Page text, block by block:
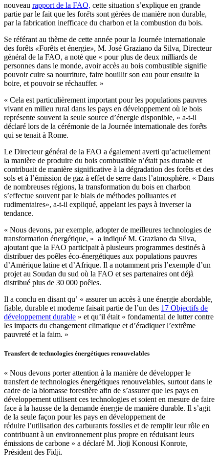
nouveau rapport de la FAO, cette situation s’explique en grande
partie par le fait que les forêts sont gérées de manière non durable,
par la fabrication inefficace du charbon et la combustion du bois.
Se référant au thème de cette année pour la Journée internationale
des forêts «Forêts et énergie», M. José Graziano da Silva, Directeur
général de la FAO, a noté que « pour plus de deux milliards de
personnes dans le monde, avoir accès au bois combustible signifie
pouvoir cuire sa nourriture, faire bouillir son eau pour ensuite la
boire, et pouvoir se réchauffer. »
« Cela est particulièrement important pour les populations pauvres
vivant en milieu rural dans les pays en développement où le bois
représente souvent la seule source d’énergie disponible, » a-t-il
déclaré lors de la cérémonie de la Journée internationale des forêts
qui se tenait à Rome.
Le Directeur général de la FAO a également averti qu’actuellement
la manière de produire du bois combustible n’était pas durable et
contribuait de manière significative à la dégradation des forêts et des
sols et à l’émission de gaz à effet de serre dans l’atmosphère. « Dans
de nombreuses régions, la transformation du bois en charbon
s’effectue souvent par le biais de méthodes polluantes et
rudimentaires», a-t-il expliqué, appelant les pays à inverser la
tendance.
« Nous devons, par exemple, adopter de meilleures technologies de
transformation énergétique, » a indiqué M. Graziano da Silva,
ajoutant que la FAO participait à plusieurs programmes destinés à
distribuer des poêles éco-énergétiques aux populations pauvres
d’Amérique latine et d’Afrique. Il a notamment pris l’exemple d’un
projet au Soudan du sud où la FAO et ses partenaires ont déjà
distribué plus de 30 000 poêles.
Il a conclu en disant qu’ « assurer un accès à une énergie abordable,
fiable, durable et moderne faisait partie de l’un des 17 Objectifs de
développement durable » et qu’il était « fondamental de lutter contre
les impacts du changement climatique et d’éradiquer l’extrême
pauvreté et la faim. »
Transfert de technologies énergétiques renouvelables
« Nous devons porter attention à la manière de développer le
transfert de technologies énergétiques renouvelables, surtout dans le
cadre de la biomasse forestière afin de s’assurer que les pays en
développement utilisent ces technologies et soient en mesure de faire
face à la hausse de la demande énergie de manière durable. Il s’agit
de la seule façon pour les pays en développement de
réduire l’utilisation des carburants fossiles et de remplir leur rôle en
contribuant à un environnement plus propre en réduisant leurs
émissions de carbone » a déclaré M. Jioji Konousi Konrote,
Président des Fidji.